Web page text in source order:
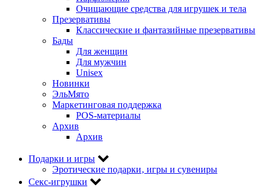
Очищающие средства для игрушек и тела
Презервативы
Классические и фантазийные презервативы
Бады
Для женщин
Для мужчин
Unisex
Новинки
ЭльМято
Маркетинговая поддержка
POS-материалы
Архив
Архив
Подарки и игры
Эротические подарки‚ игры и сувениры
Секс-игрушки